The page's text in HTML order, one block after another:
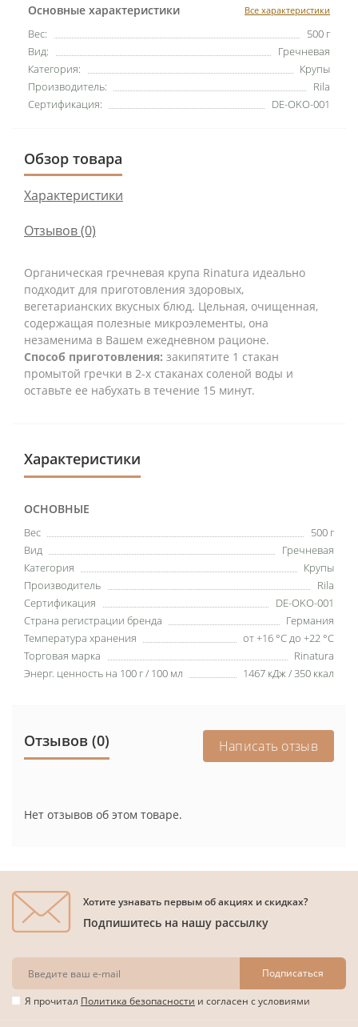
Основные характеристики Все характеристики
Вес:
500 г
Вид:
Гречневая
Категория:
Крупы
Производитель:
Rila
Сертификация:
DE-OKO-001
Обзор товара
Характеристики
Отзывов (0)
Органическая гречневая крупа Rinatura идеально
подходит для приготовления здоровых,
вегетарианских вкусных блюд. Цельная, очищенная,
содержащая полезные микроэлементы, она
незаменима в Вашем ежедневном рационе.
Способ приготовления: закипятите 1 стакан
промытой гречки в 2-х стаканах соленой воды и
оставьте ее набухать в течение 15 минут.
Характеристики
ОСНОВНЫЕ
Вес
500 г
Вид
Гречневая
Категория
Крупы
Производитель
Rila
Сертификация
DE-OKO-001
Страна регистрации бренда
Германия
Температура хранения
от +16 °C до +22 °C
Торговая марка
Rinatura
Энерг. ценность на 100 г / 100 мл
1467 кДж / 350 ккал
Отзывов (0) Написать отзыв
Нет отзывов об этом товаре.
Хотите узнавать первым об акциях и скидках?
Подпишитесь на нашу рассылку
Подписаться
Я прочитал Политика безопасности и согласен с условиями